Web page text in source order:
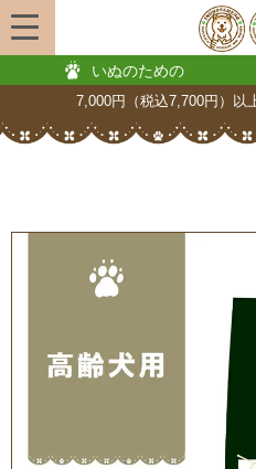
いぬのための
7,000円（税込7,700円）以